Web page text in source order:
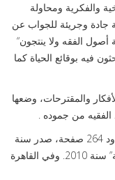
والفكرية ومحاولة
جادة وجريئة للجواب عن
سؤالين مؤرقين هما: ‪ “لماذا يشتغل الآلاف بدراسة أصول الفقه ولا ينتجون
والمقترحات، وضعها
من جموده .
كتاب “جمود الدراسات الفقهية” الذي يقع في حدود 264 صفحة، صدر سنة
2010 وطبع عدة مرات في الرباط بدار “المعرفة” سنة 2010. وفي القاهرة